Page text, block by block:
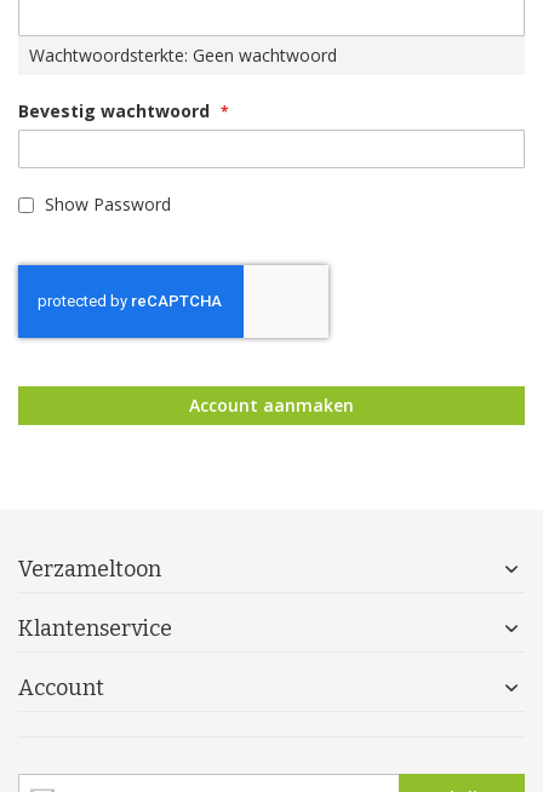
Wachtwoordsterkte: Geen wachtwoord
Bevestig wachtwoord
Show Password
Account aanmaken
Verzameltoon
Klantenservice
Account
Abonneer